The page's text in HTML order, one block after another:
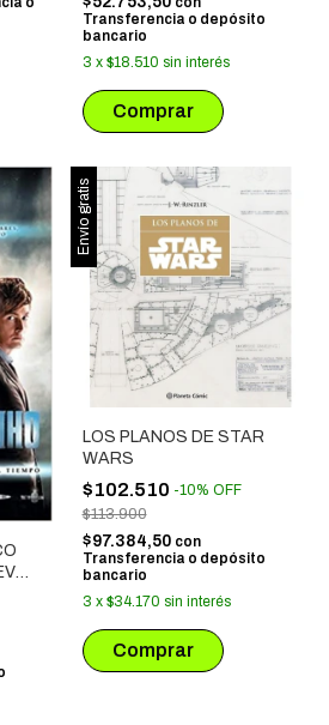
Transferencia o depósito
bancario
3 x $18.510 sin interés
Envío gratis
LOS PLANOS DE STAR
WARS
$102.510 -10% OFF
$113.900
$97.384,50 con
Transferencia o depósito
bancario
3 x $34.170 sin interés